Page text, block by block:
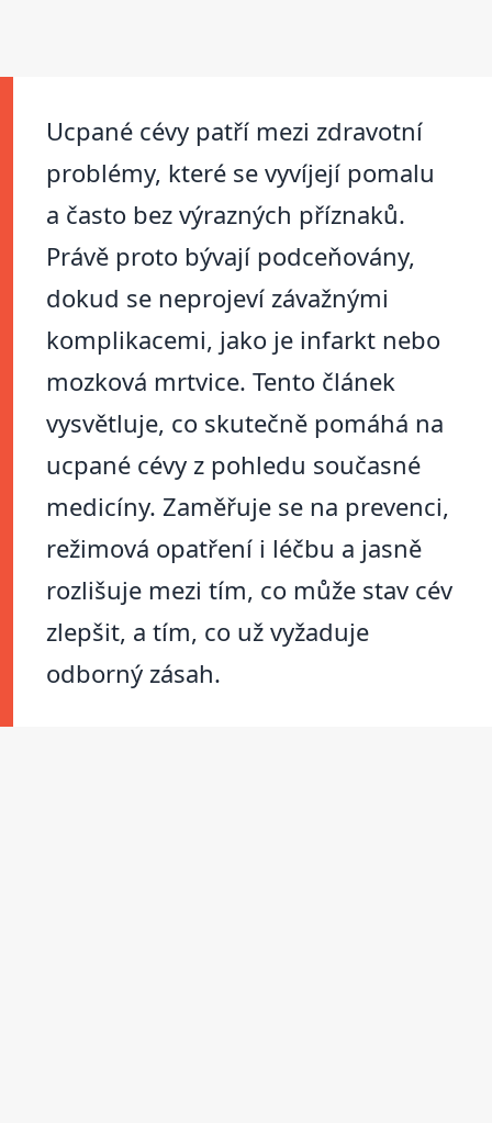
Ucpané cévy patří mezi zdravotní
problémy, které se vyvíjejí pomalu
a často bez výrazných příznaků.
Právě proto bývají podceňovány,
dokud se neprojeví závažnými
komplikacemi, jako je infarkt nebo
mozková mrtvice. Tento článek
vysvětluje, co skutečně pomáhá na
ucpané cévy z pohledu současné
medicíny. Zaměřuje se na prevenci,
režimová opatření i léčbu a jasně
rozlišuje mezi tím, co může stav cév
zlepšit, a tím, co už vyžaduje
odborný zásah.